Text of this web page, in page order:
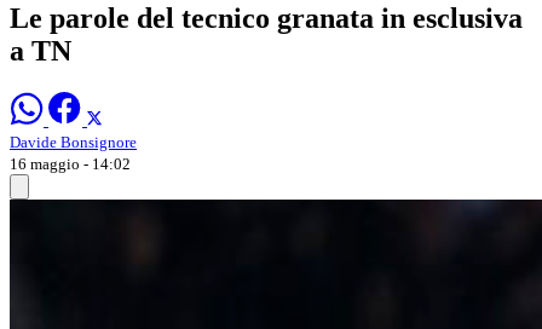
Le parole del tecnico granata in esclusiva
a TN
Davide Bonsignore
16 maggio - 14:02